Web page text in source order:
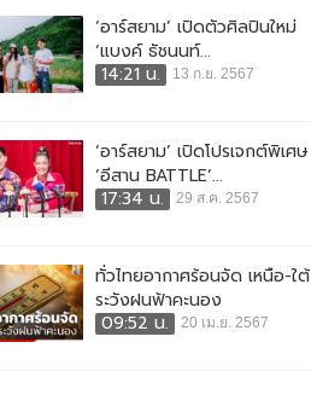
‘อาร์สยาม’ เปิดตัวศิลปินใหม่
‘แบงค์ ธัชนนท์...
14:21 น.
13 ก.ย. 2567
‘อาร์สยาม’ เปิดโปรเจกต์พิเศษ
‘อีสาน BATTLE’...
17:34 น.
29 ส.ค. 2567
ทั่วไทยอากาศร้อนจัด เหนือ-ใต้
ระวังฝนฟ้าคะนอง
09:52 น.
20 เม.ย. 2567